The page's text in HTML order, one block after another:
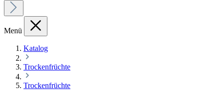
Menü
Katalog
Trockenfrüchte
Trockenfrüchte